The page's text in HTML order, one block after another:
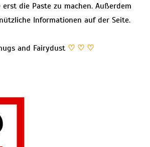
die Paste zu machen. Außerdem
Informationen auf der Seite.
and Fairydust ♡ ♡ ♡